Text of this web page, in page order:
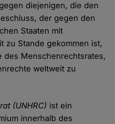
diejenigen, die den
der gegen den
Staaten mit
zu Stande gekommen ist,
des Menschenrechtsrates,
weltweit zu
(UNHRC) ist ein
innerhalb des